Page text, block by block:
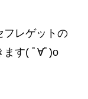
フレゲットの
ます( ﾟ∀ﾟ)o